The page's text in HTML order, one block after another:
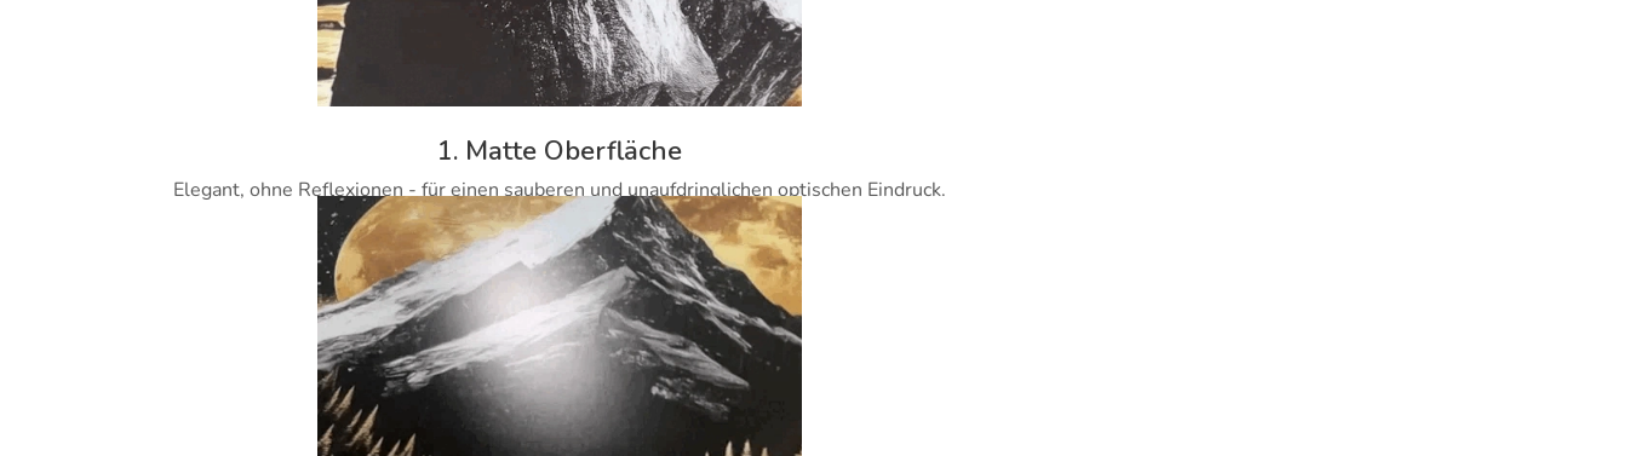
1. Matte Oberfläche
Elegant, ohne Reflexionen - für einen sauberen und unaufdringlichen optischen Eindruck.